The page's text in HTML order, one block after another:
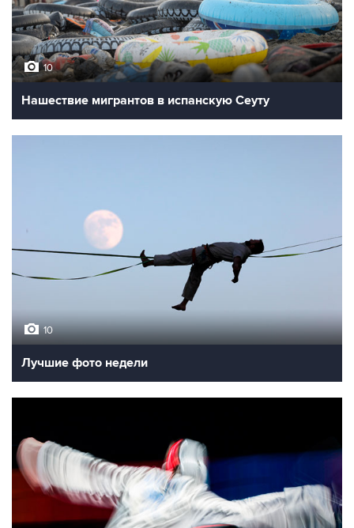
10
Нашествие мигрантов в испанскую Сеуту
10
Лучшие фото недели